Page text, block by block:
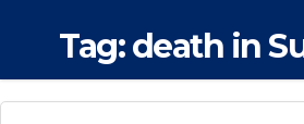
Tag:death in